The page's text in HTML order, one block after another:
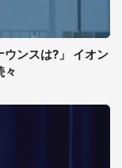
ウンスは?」 イオン
々